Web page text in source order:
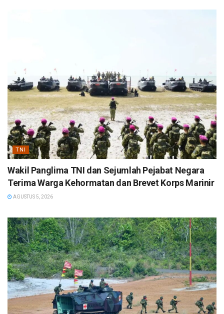
TNI
Wakil Panglima TNI dan Sejumlah Pejabat Negara
Terima Warga Kehormatan dan Brevet Korps Marinir
AGUSTUS 5, 2026